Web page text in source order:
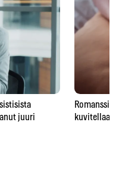
juuri
kuvitellaan